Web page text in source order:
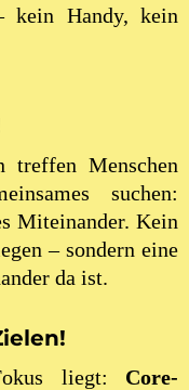
kein Handy, kein
treffen Menschen
suchen:
Miteinander. Kein
– sondern eine
da ist.
liegt: Core-